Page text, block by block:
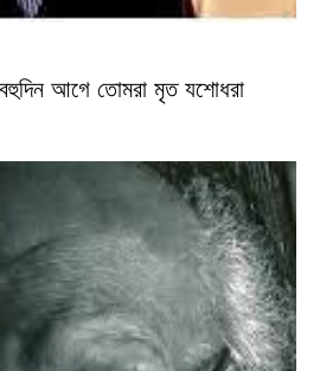
আগে তোমরা মৃত যশোধরা